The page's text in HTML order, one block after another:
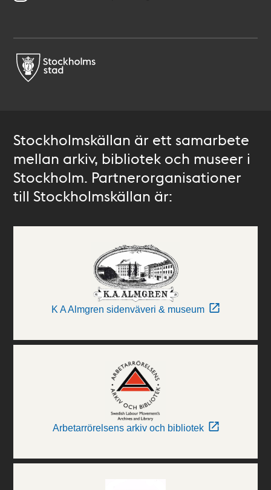
Stockholmskällan är ett samarbete
mellan arkiv, bibliotek och museer i
Stockholm. Partnerorganisationer
till Stockholmskällan är:
K A Almgren sidenväveri & museum
Arbetarrörelsens arkiv och bibliotek